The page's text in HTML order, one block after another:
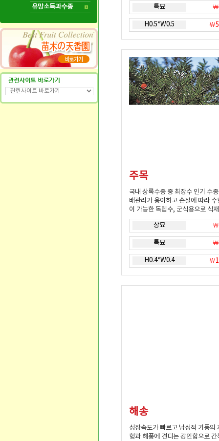
유망소득과수종
특묘
H0.5*W0.5 ￦
주목
국내 상록수종 중 최장수 인기 수
배관리가 용이하고 손질에 따라 수
이 가능한 독립수, 군식용으로 식
상묘
특묘
H0.4*W0.4 ￦
해송
성장속도가 빠르고 남성적 기풍의
형과 해풍에 견디는 강인함으로 간